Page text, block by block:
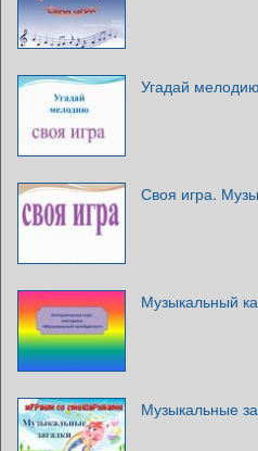
Угадай
Своя игра.
Музыкальный
Музыкальные